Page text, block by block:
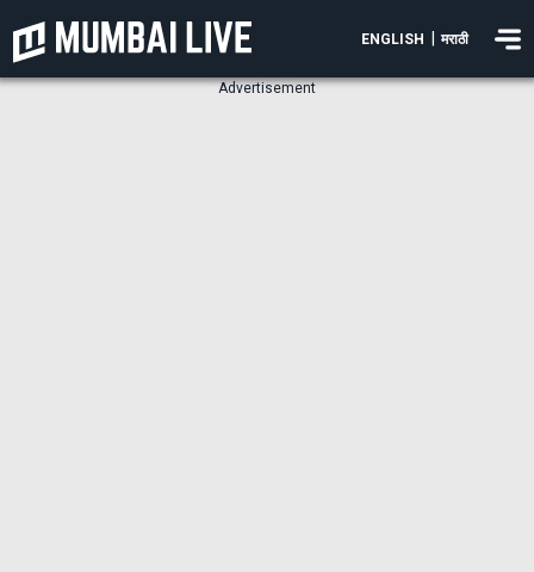
ENGLISH मराठी
Advertisement